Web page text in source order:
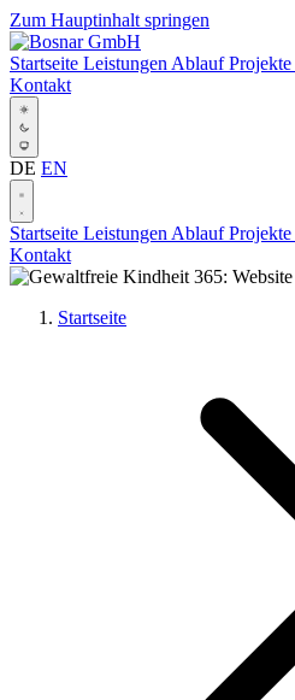
Zum Hauptinhalt springen
Startseite Leistungen AblaufProjekte
Kontakt
DE EN
Startseite Leistungen AblaufProjekte
Kontakt
Startseite